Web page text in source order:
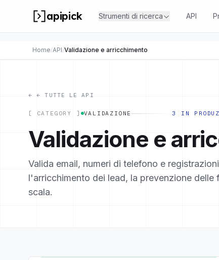
apipick Strumenti di ricerca API
Home/API/Validazione e arricchimento
←← TUTTE LE API
[ CATEGORY ] VALIDAZIONE 3 IN
Validazione e
Valida email, numeri di telefono e
l'arricchimento dei lead, la prevenzione
scala.